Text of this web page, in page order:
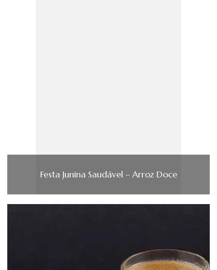
Festa Junina Saudável – Arroz Doce